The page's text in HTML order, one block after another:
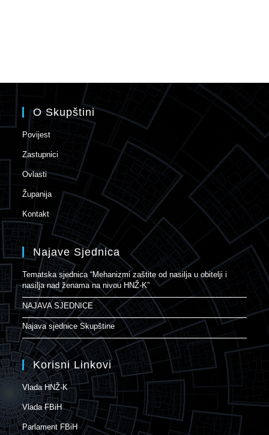
O Skupštini
Povijest
Zastupnici
Ovlasti
Županija
Kontakt
Najave Sjednica
Tematska sjednica “Mehanizmi zaštite od nasilja u obitelji i
nasilja nad ženama na nivou HNŽ-K”
NAJAVA SJEDNICE
Najava sjednice Skupštine
Korisni Linkovi
Vlada HNŽ-K
Vlada FBiH
Parlament FBiH